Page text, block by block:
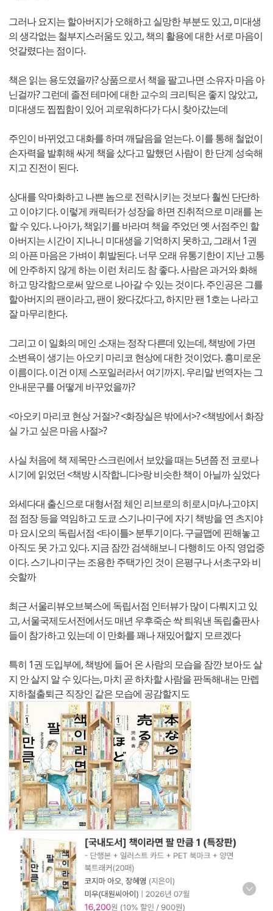
그러나 요지는 할아버지가 오해하고 실망한 부분도 있고, 미대생
의 생각없는 철부지스러움도 있고, 책의 활용에 대한 서로 마음이
엇갈렸다는 점이다.
책은 읽는 용도였을까? 상품으로서 책을 팔고나면 소유자 마음 아
닌걸까? 그런데 졸전 테마에 대한 교수의 크리틱은 좋지 않았고,
미대생도 찝찝함이 있어 괴로워하다가 다시 찾아갔는데
주인이 바뀌었고 대화를 하며 깨달음을 얻는다. 이를 통해 철없이
손자력을 발휘해 싸게 책을 샀다고 말했던 사람이 한 단계 성숙해
지고 진전이 된다.
상대를 악마화하고 나쁜 놈으로 전락시키는 것보다 훨씬 단단하
고 이야기다. 이렇게 캐릭터가 성장을 하면 진취적으로 미래를 논
할 수 있다. 나아가, 책읽기를 바라며 책을 주었던 옛 서점주인 할
아버지는 시간이 지나니 미대생을 기억하지 못하고, 그래서 1권
의 아픈 마음은 가벼이 휘발된다. 너무 오래 유통기한이 지난 고통
에 안주하지 않게 하는 이런 처리도 참 좋다. 사람은 과거와 화해
하고 망각함으로써 앞으로 나아갈 수 있는 것이다. 주인공은 그를
할아버지의 팬이라고, 팬이 왔다갔다고, 하지만 팬 1호는 나라고
잘 마무리한다.
그리고 이 일화의 메인 소재는 정작 다른데 있는데, 책방에 가면
소변욕이 생기는 아오키 마리코 현상에 대한 것이었다. 흥미로운
이름이다. 이건 이제 스포일러라서 여기까지. 우리말 번역자는 그
안내문구를 어떻게 바꾸었을까?
<아오키 마리코 현상 거절>? <화장실은 밖에서>? <책방에서 화장
실 가고 싶은 마음 사절>?
사실 처음에 책 제목만 스크린에서 보았을 때는 5년쯤 전 코로나
시기에 읽었던 <책방 시작합니다>랑 비슷한 책이 아닐까 싶었다
와세다대 출신으로 대형서점 체인 리브로의 히로시마/나고야지
점 점장 등을 역임하고 도쿄 스기나미구에 자기 책방을 연 츠지야
마 요시오의 독립서점 <타이틀> 분투기이다. 구글맵에 핀해놓고
아직도 못 가고 있다. 지금 잠깐 검색해보니 다행히도 아직 영업중
이다. 스기나미구는 조용한 주택가인 것이 은평구나 서초구와 비
슷할까
최근 서울리뷰오브북스에 독립서점 인터뷰가 많이 다뤄지고 있
고, 서울국제도서전에서도 매년 우후죽순 싹 틔워낸 독립출판사
들이 참가하고 있는데 이 만화를 꽤나 재밌어할지 모르겠다
특히 1권 도입부에, 책방에 들어 온 사람의 모습을 잠깐 보아도 살
지 안 살지 알 수 있다는, 마치 곧 하차할 사람을 판독해내는 만렙
지하철출퇴근 직장인 같은 모습에 공감할지도